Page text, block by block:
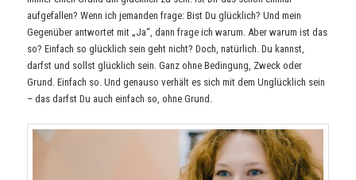
aufgefallen? Wenn ich jemanden frage: Bist Du glücklich? Und mein
Gegenüber antwortet mit „Ja“, dann frage ich warum. Aber warum ist das
so? Einfach so glücklich sein geht nicht? Doch, natürlich. Du kannst,
darfst und sollst glücklich sein. Ganz ohne Bedingung, Zweck oder
Grund. Einfach so. Und genauso verhält es sich mit dem Unglücklich sein
– das darfst Du auch einfach so, ohne Grund.